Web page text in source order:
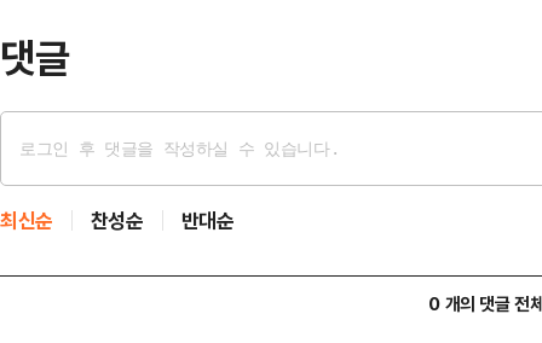
댓글
최신순 찬성순 반대순
0 개의 댓글 전